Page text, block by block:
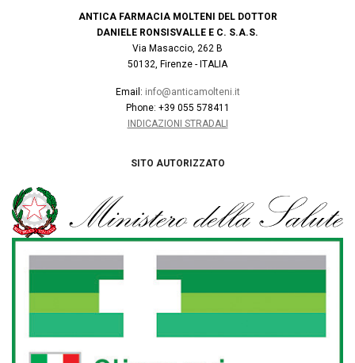
ANTICA FARMACIA MOLTENI DEL DOTTOR
DANIELE RONSISVALLE E C. S.A.S.
Via Masaccio, 262 B
50132, Firenze - ITALIA
Email: info@anticamolteni.it
Phone: +39 055 578411
INDICAZIONI STRADALI
SITO AUTORIZZATO